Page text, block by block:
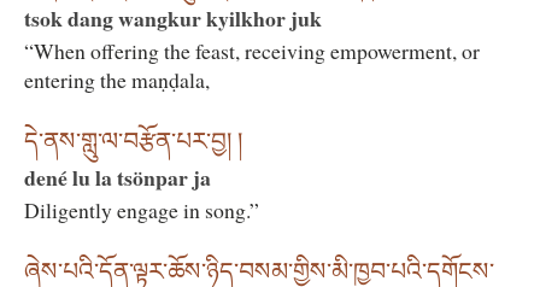
tsok dang wangkur kyilkhor juk
“When offering the feast, receiving empowerment, or
entering the maṇḍala,
དེ་ནས་གླུ་ལ་བརྩོན་པར་བྱ། །
dené lu la tsönpar ja
Diligently engage in song.”
ཞེས་པའི་དོན་ལྟར་ཆོས་ཉིད་བསམ་གྱིས་མི་ཁྱབ་པའི་དགོངས་